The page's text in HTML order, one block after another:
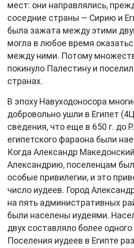
мест: они направлялись,
соседние страны — Сирию и
была зажата между этими
могла в любое время
между ними. Потому
покинуло Палестину и
странах.
В эпоху Навуходоносора
добровольно ушли в Египет (
сведения, что еще в 650 г. до
египетского фараона были
Когда Александр
Александрию, поселенцам
особые привилегии, и это
число иудеев. Город
на пять административных
были населены иудеями.
двух составляло более
Поселения иудеев в Египте